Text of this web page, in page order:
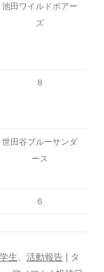
池田ワイルドボアー
ズ
８
世田谷ブルーサンダ
ース
６
生 活動報告 | タ